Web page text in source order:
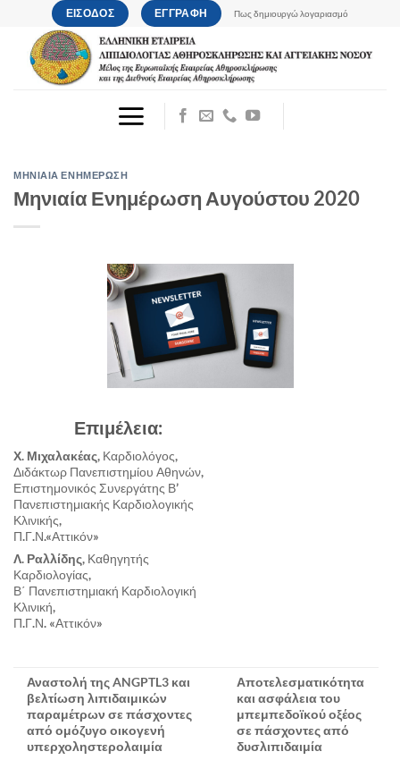
Μετάβαση
περιεχόμενο
ΕΙΣΟΔΟΣ ΕΓΓΡΑΦΗ Πως δημιουργώ λογαριασμό
ΜΗΝΙΑΙΑ ΕΝΗΜΕΡΩΣΗ
Μηνιαία Ενημέρωση Αυγούστου 2020
Επιμέλεια:
Χ. Μιχαλακέας, Καρδιολόγος,
Διδάκτωρ Πανεπιστημίου Αθηνών,
Επιστημονικός Συνεργάτης Β’
Πανεπιστημιακής Καρδιολογικής
Κλινικής,
Π.Γ.Ν.«Αττικόν»
Λ. Ραλλίδης, Καθηγητής
Καρδιολογίας,
Β΄ Πανεπιστημιακή Καρδιολογική
Κλινική,
Π.Γ.Ν. «Αττικόν»
Αναστολή της ANGPTL3 και
βελτίωση λιπιδαιμικών
παραμέτρων σε πάσχοντες
από ομόζυγο οικογενή
υπερχοληστερολαιμία
Αποτελεσματικότητα
και ασφάλεια του
μπεμπεδοϊκού οξέος
σε πάσχοντες από
δυσλιπιδαιμία